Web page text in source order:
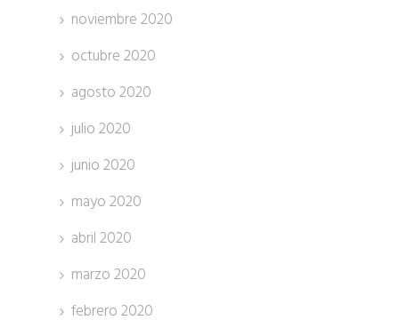
noviembre 2020
octubre 2020
agosto 2020
julio 2020
junio 2020
mayo 2020
abril 2020
marzo 2020
febrero 2020